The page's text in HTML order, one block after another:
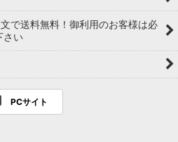
で送料無料！御利用のお客様は必
さい
PCサイト